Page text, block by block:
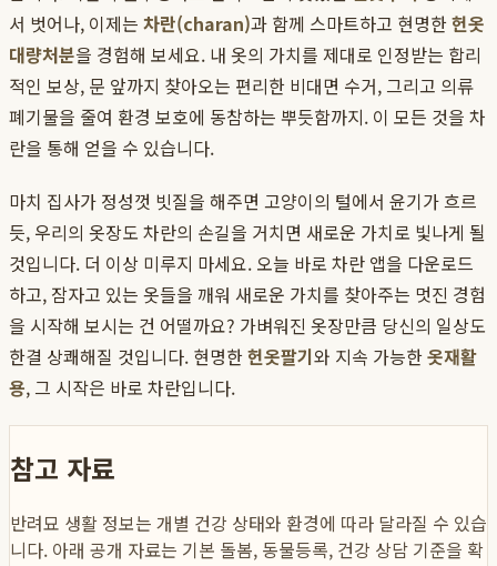
서 벗어나, 이제는 차란(charan)과 함께 스마트하고 현명한헌옷
대량처분을 경험해 보세요. 내 옷의 가치를 제대로 인정받는 합리
적인 보상, 문 앞까지 찾아오는 편리한 비대면 수거, 그리고 의류
폐기물을 줄여 환경 보호에 동참하는 뿌듯함까지. 이 모든 것을 차
란을 통해 얻을 수 있습니다.
마치 집사가 정성껏 빗질을 해주면 고양이의 털에서 윤기가 흐르
듯, 우리의 옷장도 차란의 손길을 거치면 새로운 가치로 빛나게 될
것입니다. 더 이상 미루지 마세요. 오늘 바로 차란 앱을 다운로드
하고, 잠자고 있는 옷들을 깨워 새로운 가치를 찾아주는 멋진 경험
을 시작해 보시는 건 어떨까요? 가벼워진 옷장만큼 당신의 일상도
한결 상쾌해질 것입니다. 현명한헌옷팔기와 지속 가능한옷재활
용, 그 시작은 바로 차란입니다.
참고 자료
반려묘 생활 정보는 개별 건강 상태와 환경에 따라 달라질 수 있습
니다. 아래 공개 자료는 기본 돌봄, 동물등록, 건강 상담 기준을 확